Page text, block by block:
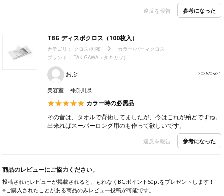
違反を報告 参考になった
TBG ディスポクロス（100枚入）
カテゴリ： クロス/刈布
カラー/パーマクロス
ブランド： TAKIGAWA（タキガワ）
おぶ 2026/05/21
美容室 神奈川県
カラー時の必需品
その昔は、タオルで背術してましたが、今はこれが殆どですね。
出来ればスーパーロング用のも作って欲しいです。
違反を報告 参考になった
商品のレビューにご協力ください。
投稿されたレビューが掲載されると、もれなくBGポイント50ptをプレゼントします！
※ご購入されたことがある商品のみレビュー投稿が可能です。